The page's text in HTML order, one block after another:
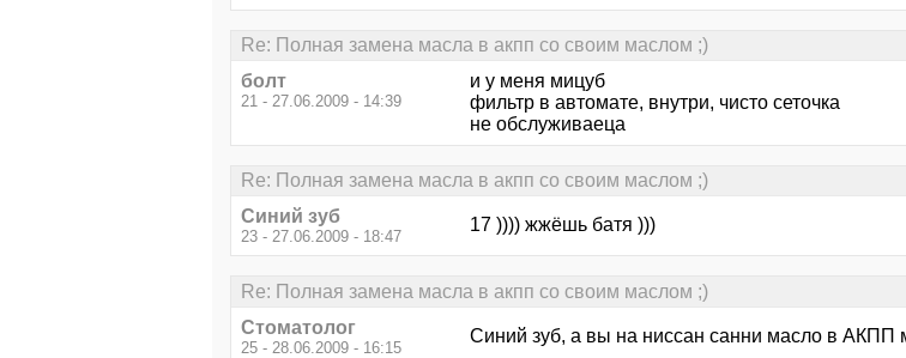
Re: Полная замена масла в акпп со своим маслом ;)
болт
21 - 27.06.2009 - 14:39
и у меня мицуб
фильтр в автомате, внутри, чисто сеточка
не обслуживаеца
Re: Полная замена масла в акпп со своим маслом ;)
Синий зуб
23 - 27.06.2009 - 18:47
17 )))) жжёшь батя )))
Re: Полная замена масла в акпп со своим маслом ;)
Стоматолог
25 - 28.06.2009 - 16:15
Синий зуб, а вы на ниссан санни масло в АКПП